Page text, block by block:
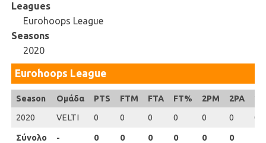
Leagues
Eurohoops League
Seasons
2020
Eurohoops League
Season
2020
Σύνολο
Season Ομάδα PTS FTM FTA FT% 2PM 2PA
2020
VELTI 0 0 0 0 0 0 0
Σύνολο - 0 0 0 0 0 0